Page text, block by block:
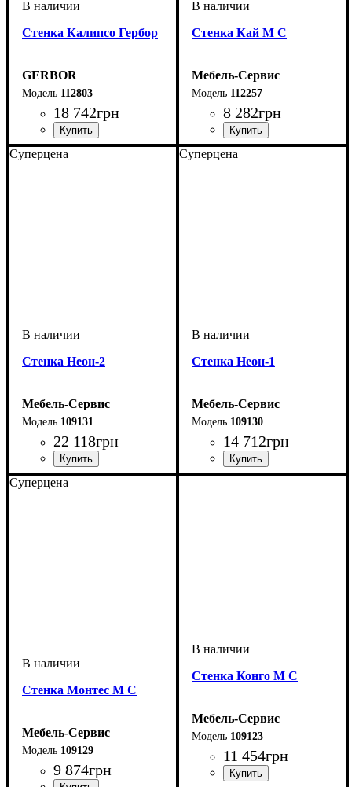
Стенка Калипсо Гербор
GERBOR
112803
18 742грн
ширина, мм: 2400
высота, мм: 1900
глубина, мм: 435
Стенка Кай М С
Мебель-Сервис
112257
8 282грн
Суперцена
Стенка Неон-2
Мебель-Сервис
109131
22 118грн
Суперцена
Стенка Неон-1
Мебель-Сервис
109130
14 712грн
Суперцена
Стенка Монтес М С
Мебель-Сервис
109129
9 874грн
Стенка Конго М С
Мебель-Сервис
109123
11 454грн